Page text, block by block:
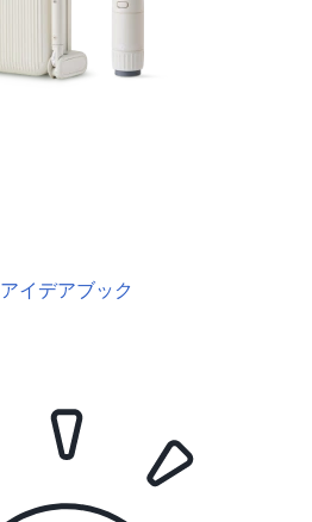
アイデアブック